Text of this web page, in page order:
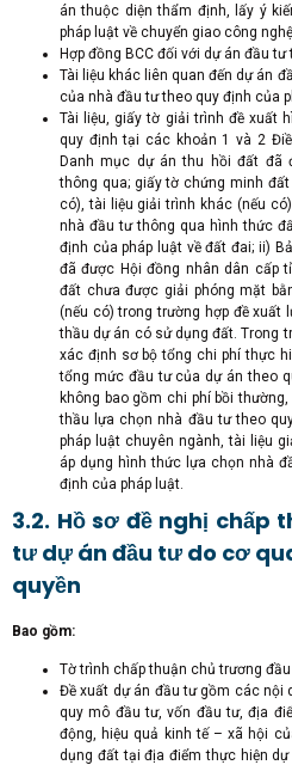
án thuộc diện thẩm định, lấy ý
pháp luật về chuyển giao công
Hợp đồng BCC đối với dự án đầu
Tài liệu khác liên quan đến dự án
của nhà đầu tư theo quy định của
Tài liệu, giấy tờ giải trình đề xuất
quy định tại các khoản 1 và 2
Danh mục dự án thu hồi đất đã
thông qua; giấy tờ chứng minh
có), tài liệu giải trình khác (nếu
nhà đầu tư thông qua hình thức
định của pháp luật về đất đai; ii)
đã được Hội đồng nhân dân cấp
đất chưa được giải phóng mặt
(nếu có) trong trường hợp đề xuất
thầu dự án có sử dụng đất. Trong
xác định sơ bộ tổng chi phí thực
tổng mức đầu tư của dự án theo
không bao gồm chi phí bồi
thầu lựa chọn nhà đầu tư theo
pháp luật chuyên ngành, tài liệu
áp dụng hình thức lựa chọn nhà
định của pháp luật.
3.2. Hồ sơ đề nghị chấp
tư dự án đầu tư do cơ
quyền
Bao gồm:
Tờ trình chấp thuận chủ trương
Đề xuất dự án đầu tư gồm các nội
quy mô đầu tư, vốn đầu tư, địa
động, hiệu quả kinh tế – xã hội
dụng đất tại địa điểm thực hiện